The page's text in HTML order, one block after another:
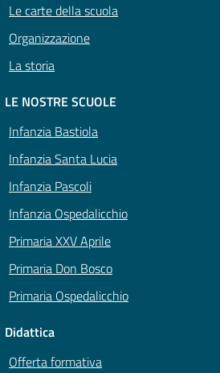
Le carte della scuola
Organizzazione
La storia
LE NOSTRE SCUOLE
Infanzia Bastiola
Infanzia Santa Lucia
Infanzia Pascoli
Infanzia Ospedalicchio
Primaria XXV Aprile
Primaria Don Bosco
Primaria Ospedalicchio
Didattica
Offerta formativa